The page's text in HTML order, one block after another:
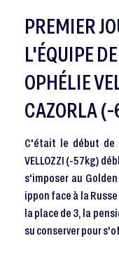
PREMIER
L'ÉQUIPE
OPHÉLIE
CAZORLA
C'était le début de
VELLOZZI (-57kg)
s'imposer au
ippon face à la
la place de 3, la
su conserver pour